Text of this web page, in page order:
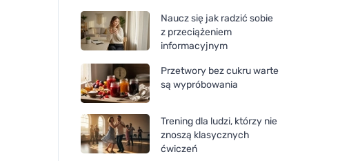
Naucz się jak radzić sobie
z przeciążeniem
informacyjnym
Przetwory bez cukru warte
są wypróbowania
Trening dla ludzi, którzy nie
znoszą klasycznych
ćwiczeń